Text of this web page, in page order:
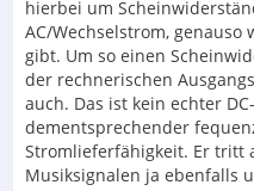
hierbei um
AC/Wechselstrom,
gibt. Um so einen
der rechnerischen
auch. Das ist kein echter
dementsprechender
Stromlieferfähigkeit. Er tritt
Musiksignalen ja ebenfalls